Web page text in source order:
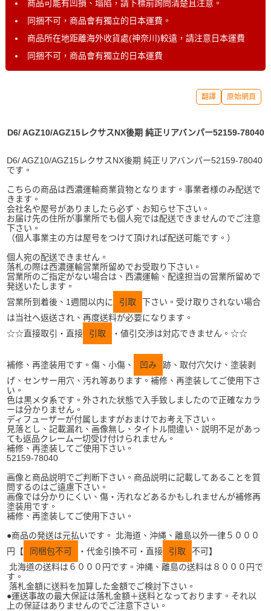
商品可能有凹損、塌陷，請下標前詢問清楚且注意。
同捆不可，商品會有獨立的日本運費。
商品所在地距離海外收貨處(神奈川)較遠，請注意日本運費
同捆不可，商品會有獨立的日本運費
翻譯 原始網頁
D6/ AGZ10/AGZ15レクサスNX後期 純正リアバンパー52159-78040
D6/ AGZ10/AGZ15レクサスNX後期 純正リアバンパー52159-78040
です。
こちらの商品は西濃運輸商業貨物となります。事業者様のみ配送で
きます。
会社名や屋号がありましたら必ず、お知らせ下さい。
お届け先の住所が事業所でも個人宛では配送できませんのでご注意
下さい。
（個人事業主の方は屋号をつけて頂ければ配送可能です。）
個人宛の配送できません。
落札の際は西濃運輸営業所留めでお受取り下さい。
営業所のご指定がない場合は、西濃運輸、配達担当の営業所留めで
発送いたします。
営業所到着後、1週間以内に
引取
下さい。受け取りされない場合
は当社へ返送され、再度送料が必要になります。
☆☆直接取引・直接
引取 ・値引交渉は対応できません。☆☆
補修、再塗装用です。傷、小傷、 凹み
跡、取付穴欠け、塗装剥
げ、センサー用穴、汚れ等あります。補修、再塗装してご使用下さ
い。
色は黒メタ系です。外された状態で入手致しましたので正確なカラ
ーは分かりません。
ディフューザーが付属しますがおまけでお考え下さい。
見落とし、記載漏れ、画像無し、タイトル間違い、説明不足があっ
ても返品クレーム一切受け付けられません。
補修、再塗装してご使用下さい。
52159-78040
画像と商品説明でご判断下さい。商品説明に記載してあることを質
問するのはご遠慮下さい。
画像では分かりにくい、傷・汚れなどあるかもしれませんが補修再
塗装用です。
補修、再塗装してご使用下さい。
●商品の発送は元払いです。 北海道、沖縄、離島以外一律５０００
円【
同梱包不可 ・代金引換不可・直接 引取
不可】
北海道の送料は６０００円です。沖縄、離島の送料は８０００円で
す。
落札金額に送料を加算した金額でご検討下さい。
●運送事故の最大保証は落札金額＋送料となっております。それ以
上の保証はありませんのでご注意下さい。